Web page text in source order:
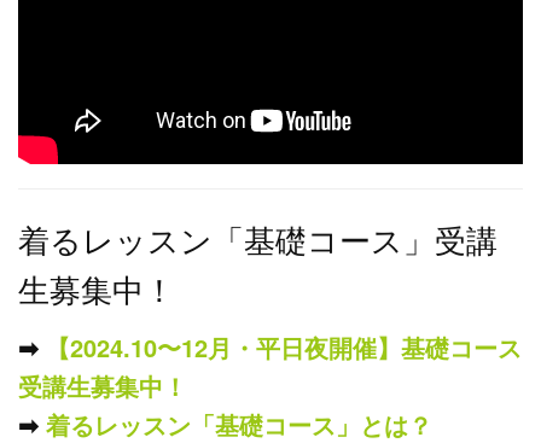
着るレッスン「基礎コース」受講
生募集中！
➡︎
【2024.10〜12月・平日夜開催】基礎コース
受講生募集中！
➡︎ 着るレッスン「基礎コース」とは？